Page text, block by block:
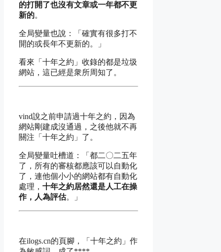
的打開了也沒有文章或一年都不更
新的。
全局變量也說：「確實有很多打不
開的或長年不更新的。」
看來「十年之約」收錄的都是垃圾
網站，這已經是衆所周知了。
vind說之前申請過十年之約，因為
網站剛建成沒通過，之後他就不再
關注「十年之約」了。
全局變量吐槽道：「都二〇二五年
了，所有的審核都應該可以自動化
了，連他個小小的網站都有自動化
處理， 十年之約居然還是人工在操
作，人為評估。」
在ilogs.cn的頁腳，「十年之約」作